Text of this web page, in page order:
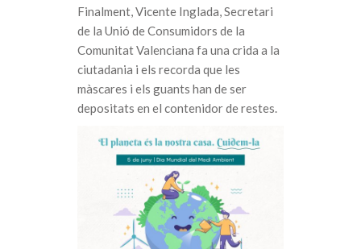
Finalment, Vicente Inglada, Secretari
de la Unió de Consumidors de la
Comunitat Valenciana fa una crida a la
ciutadania i els recorda que les
màscares i els guants han de ser
depositats en el contenidor de restes.